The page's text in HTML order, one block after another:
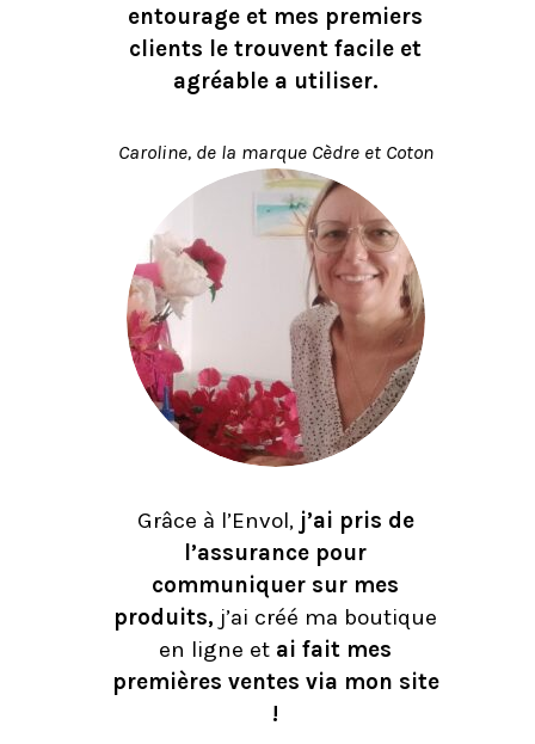
entourage et mes premiers
clients le trouvent facile et
agréable a utiliser.
Caroline, de la marque Cèdre et Coton
Grâce à l’Envol, j’ai pris de
l’assurance pour
communiquer sur mes
produits, j’ai créé ma boutique
en ligne et ai fait mes
premières ventes via mon site
!